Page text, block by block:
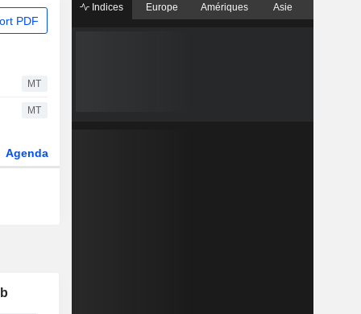
PDF
MT
MT
Agenda
Indices Europe Amériques Asie